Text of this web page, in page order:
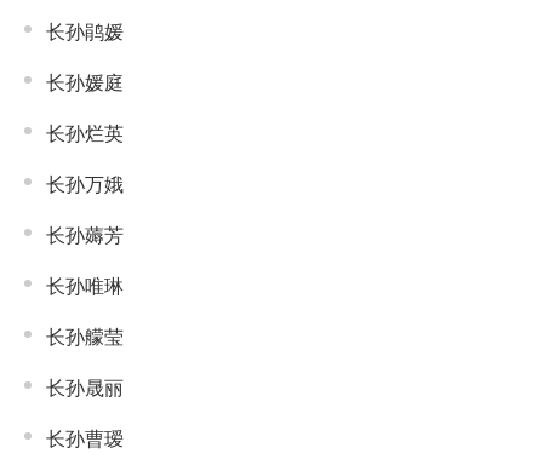
长孙鹃媛
长孙媛庭
长孙烂英
长孙万娥
长孙薅芳
长孙唯琳
长孙艨莹
长孙晟丽
长孙曹瑷